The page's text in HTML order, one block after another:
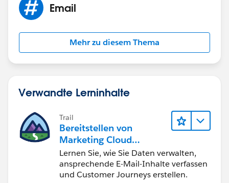
Email
Mehr zu diesem Thema
Verwandte Lerninhalte
Trail
Bereitstellen von
Marketing Cloud
Engagement
Lernen Sie, wie Sie Daten verwalten,
ansprechende E-Mail-Inhalte verfassen
und Customer Journeys erstellen.